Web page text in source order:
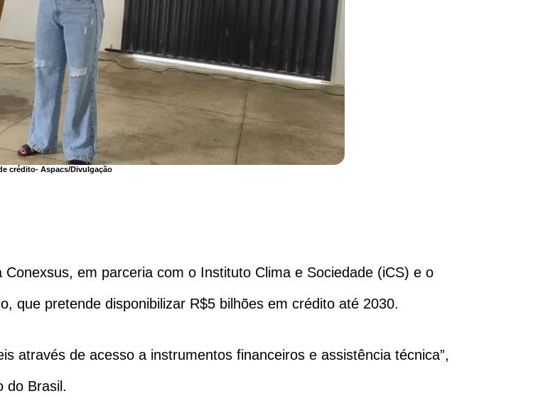
crédito- Aspacs/Divulgação
em parceria com o Instituto Clima e Sociedade (iCS) e o
que pretende disponibilizar R$5 bilhões em crédito até 2030.
através de acesso a instrumentos financeiros e assistência técnica”,
do Brasil.